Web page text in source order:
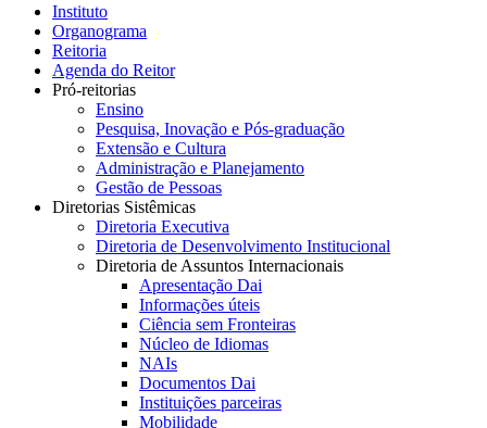
Instituto
Organograma
Reitoria
Agenda do Reitor
Pró-reitorias
Ensino
Pesquisa, Inovação e Pós-graduação
Extensão e Cultura
Administração e Planejamento
Gestão de Pessoas
Diretorias Sistêmicas
Diretoria Executiva
Diretoria de Desenvolvimento Institucional
Diretoria de Assuntos Internacionais
Apresentação Dai
Informações úteis
Ciência sem Fronteiras
Núcleo de Idiomas
NAIs
Documentos Dai
Instituições parceiras
Mobilidade